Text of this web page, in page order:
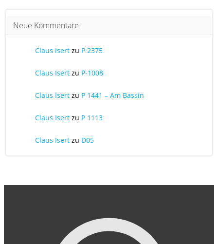
Neue Kommentare
Claus Isert zu P 2375
Claus Isert zu P-1008
Claus Isert zu P 1441 – Am Bassin
Claus Isert zu P 1113
Claus Isert zu D05